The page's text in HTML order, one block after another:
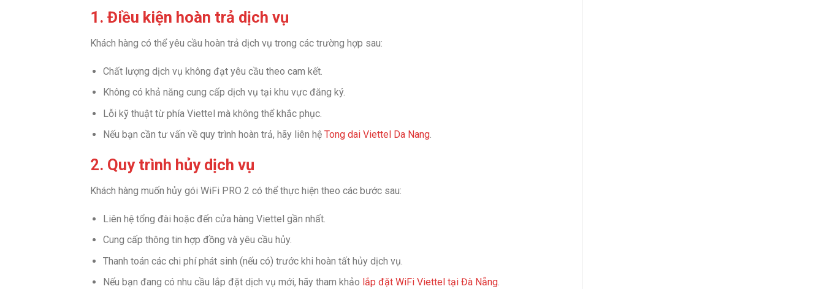
1. Điều kiện hoàn trả dịch vụ
Khách hàng có thể yêu cầu hoàn trả dịch vụ trong các trường hợp sau:
Chất lượng dịch vụ không đạt yêu cầu theo cam kết.
Không có khả năng cung cấp dịch vụ tại khu vực đăng ký.
Lỗi kỹ thuật từ phía Viettel mà không thể khắc phục.
Nếu bạn cần tư vấn về quy trình hoàn trả, hãy liên hệ Tong dai Viettel Da Nang.
2. Quy trình hủy dịch vụ
Khách hàng muốn hủy gói WiFi PRO 2 có thể thực hiện theo các bước sau:
Liên hệ tổng đài hoặc đến cửa hàng Viettel gần nhất.
Cung cấp thông tin hợp đồng và yêu cầu hủy.
Thanh toán các chi phí phát sinh (nếu có) trước khi hoàn tất hủy dịch vụ.
Nếu bạn đang có nhu cầu lắp đặt dịch vụ mới, hãy tham khảo lắp đặt WiFi Viettel tại Đà Nẵng.